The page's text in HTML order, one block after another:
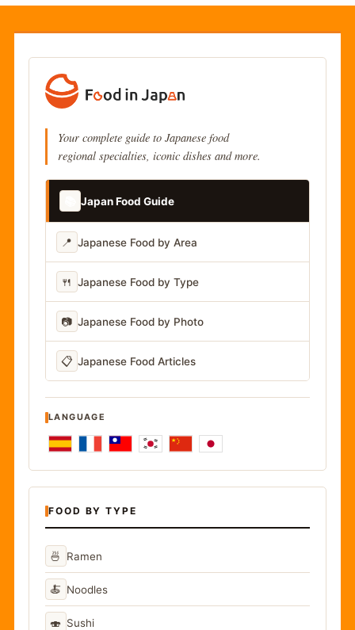
Your complete guide to Japanese food
regional specialties, iconic dishes and more.
Japan Food Guide
📍 Japanese Food by Area
🍴 Japanese Food by Type
📷 Japanese Food by Photo
📋 Japanese Food Articles
LANGUAGE
FOOD BY TYPE
🍜 Ramen
🍝 Noodles
🍣 Sushi